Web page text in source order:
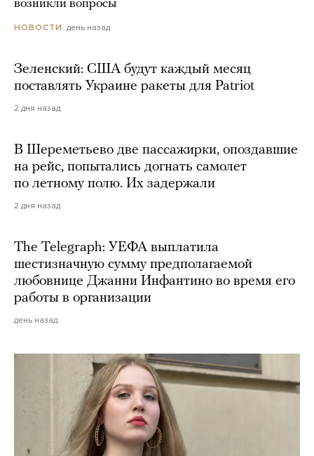
возникли вопросы
НОВОСТИ день назад
Зеленский: США будут каждый месяц
поставлять Украине ракеты для Patriot
2 дня назад
В Шереметьево две пассажирки, опоздавшие
на рейс, попытались догнать самолет
по летному полю. Их задержали
2 дня назад
The Telegraph: УЕФА выплатила
шестизначную сумму предполагаемой
любовнице Джанни Инфантино во время его
работы в организации
день назад